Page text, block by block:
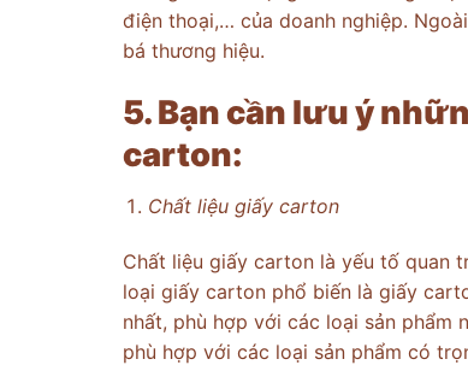
điện thoại,… của doanh nghiệp.
bá thương hiệu.
5. Bạn cần lưu ý
carton:
Chất liệu giấy carton
Chất liệu giấy carton là yếu tố quan
loại giấy carton phổ biến là giấy
nhất, phù hợp với các loại sản
phù hợp với các loại sản phẩm có